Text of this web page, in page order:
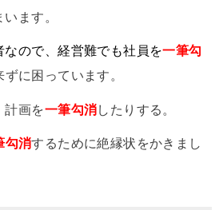
ます。
なので、経営難でも社員を一筆勾
に困っています。
計画を一筆勾消したりする。
勾消するために絶縁状をかきまし